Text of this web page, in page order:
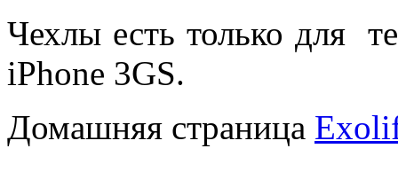
Чехлы есть только для
iPhone 3GS.
Домашняя страница